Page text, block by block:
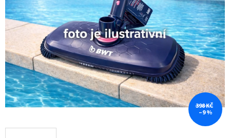
5
hvězdiček.
398 KČ
–9 %